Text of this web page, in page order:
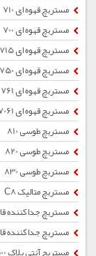
مستربچ قهوه ای 710
مستربچ قهوه ای 700
مستربچ قهوه ای 715
مستربچ قهوه ای 750
مستربچ قهوه ای 761
مستربچ قهوه ای 7061
مستربچ طوسی 810
مستربچ طوسی 820
مستربچ طوسی 830
مستربچ متالیک C8
مستربچ جداکننده قالب
مستربچ جداکننده قالب